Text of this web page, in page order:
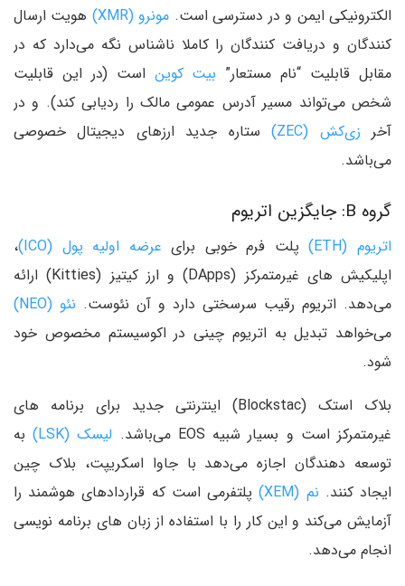
الکترونیکی ایمن و در دسترسی است. مونرو (XMR)
هویت ارسال
کنندگان و دریافت کنندگان را کاملا ناشناس نگه می‌دارد که در
مقابل قابلیت “نام مستعار” بیت کوین است (در این قابلیت
شخص می‌تواند مسیر آدرس عمومی مالک را ردیابی کند). و در
آخر زی‌کش (ZEC)
ستاره جدید ارزهای دیجیتال خصوصی
می‌باشد.
گروه B: جایگزین اتریوم
اتریوم (ETH) پلت فرم خوبی برای عرضه اولیه پول (ICO)
،
اپلیکیش های غیرمتمرکز (DApps) و ارز کیتیز (Kitties) ارائه
می‌دهد. اتریوم رقیب سرسختی دارد و آن نئوست. نئو (NEO)
می‌خواهد تبدیل به اتریوم چینی در اکوسیستم مخصوص خود
شود.
بلاک استک (Blockstac) اینترنتی جدید برای برنامه های
غیرمتمرکز است و بسیار شبیه EOS می‌باشد.
لیسک (LSK)
به
توسعه دهندگان اجازه می‌دهد با جاوا اسکریپت، بلاک چین
ایجاد کنند. نم (XEM)
پلتفرمی است که قراردادهای هوشمند را
آزمایش می‌کند و این کار را با استفاده از زبان های برنامه نویسی
انجام می‌دهد.